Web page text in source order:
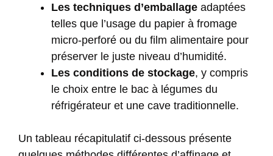
Les techniques d’emballage adaptées
telles que l’usage du papier à fromage
micro-perforé ou du film alimentaire pour
préserver le juste niveau d’humidité.
Les conditions de stockage, y compris
le choix entre le bac à légumes du
réfrigérateur et une cave traditionnelle.
Un tableau récapitulatif ci-dessous présente